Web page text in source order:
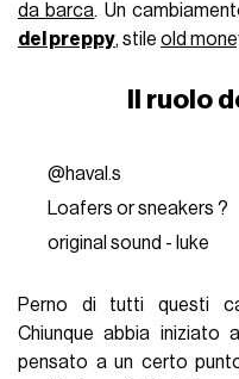
da barca. Un
del preppy, stileold
Il ruolo
@haval.s
Loafers or sneakers ?
original sound - luke
Perno di tutti questi
Chiunque abbia iniziato
pensato a un certo